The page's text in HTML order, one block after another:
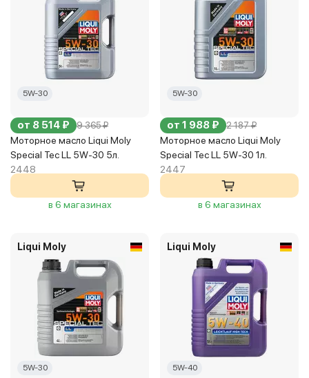
5W-30
от 8 514 ₽ 9 365 ₽
Моторное масло Liqui Moly
Special Tec LL 5W-30 5л.
2448
в 6 магазинах
5W-30
от 1 988 ₽ 2 187 ₽
Моторное масло Liqui Moly
Special Tec LL 5W-30 1л.
2447
в 6 магазинах
Liqui Moly
5W-30
Liqui Moly
5W-40